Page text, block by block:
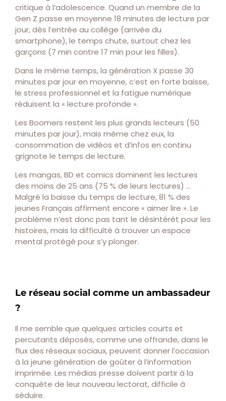
critique à l’adolescence. Quand un membre de la
Gen Z passe en moyenne 18 minutes de lecture par
jour, dès l’entrée au collège (arrivée du
smartphone), le temps chute, surtout chez les
garçons (7 min contre 17 min pour les filles).
Dans le même temps, la génération X passe 30
minutes par jour en moyenne, c’est en forte baisse,
le stress professionnel et la fatigue numérique
réduisent la « lecture profonde ».
Les Boomers restent les plus grands lecteurs (50
minutes par jour), mais même chez eux, la
consommation de vidéos et d’infos en continu
grignote le temps de lecture.
Les mangas, BD et comics dominent les lectures
des moins de 25 ans (75 % de leurs lectures) …
Malgré la baisse du temps de lecture, 81 % des
jeunes Français affirment encore « aimer lire ». Le
problème n’est donc pas tant le désintérêt pour les
histoires, mais la difficulté à trouver un espace
mental protégé pour s’y plonger.
Le réseau social comme un ambassadeur
?
Il me semble que quelques articles courts et
percutants déposés, comme une offrande, dans le
flux des réseaux sociaux, peuvent donner l’occasion
à la jeune génération de goûter à l’information
imprimée. Les médias presse doivent partir à la
conquête de leur nouveau lectorat, difficile à
séduire.